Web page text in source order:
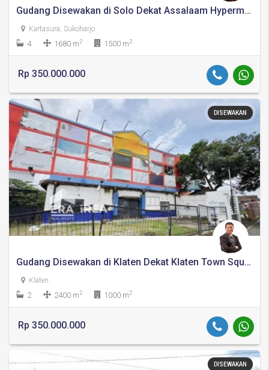
Gudang Disewakan di Solo Dekat Assalaam Hypermarket dan Kampus UMS
Kartasura, Sukoharjo
4 1680 m2 1500 m2
Rp 350.000.000
DISEWAKAN
Gudang Disewakan di Klaten Dekat Klaten Town Square
Klaten
2 2400 m2 1000 m2
Rp 350.000.000
DISEWAKAN